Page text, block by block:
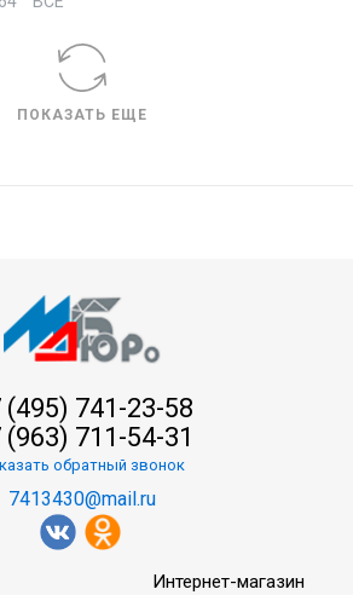
ПОКАЗАТЬ ЕЩЕ
(495) 741-23-58
(963) 711-54-31
обратный звонок
7413430@mail.ru
Интернет-магазин